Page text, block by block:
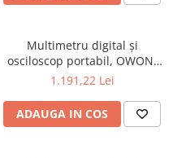
Multimetru digital și
osciloscop portabil, OWON,
HDS272, 200mV-1kV, 200mA-
1.191,22 Lei
ADAUGA IN COS